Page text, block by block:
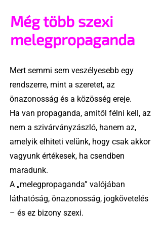
Még több szexi
melegpropaganda
Mert semmi sem veszélyesebb egy
rendszerre, mint a szeretet, az
önazonosság és a közösség ereje.
Ha van propaganda, amitől félni kell, az
nem a szivárványzászló, hanem az,
amelyik elhiteti velünk, hogy csak akkor
vagyunk értékesek, ha csendben
maradunk.
A „melegpropaganda” valójában
láthatóság, önazonosság, jogkövetelés
– és ez bizony szexi.